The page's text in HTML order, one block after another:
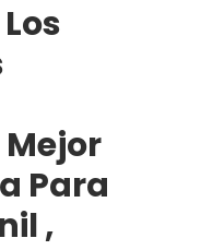
Mejor
Para
,